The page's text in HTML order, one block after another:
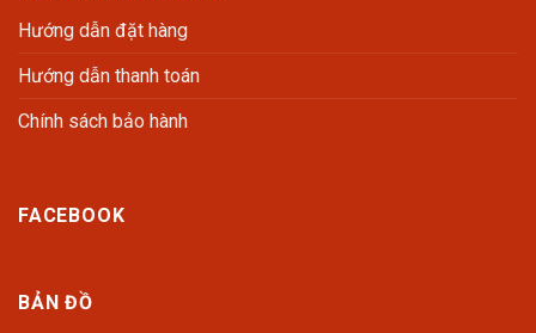
Hướng dẫn đặt hàng
Hướng dẫn thanh toán
Chính sách bảo hành
FACEBOOK
BẢN ĐỒ